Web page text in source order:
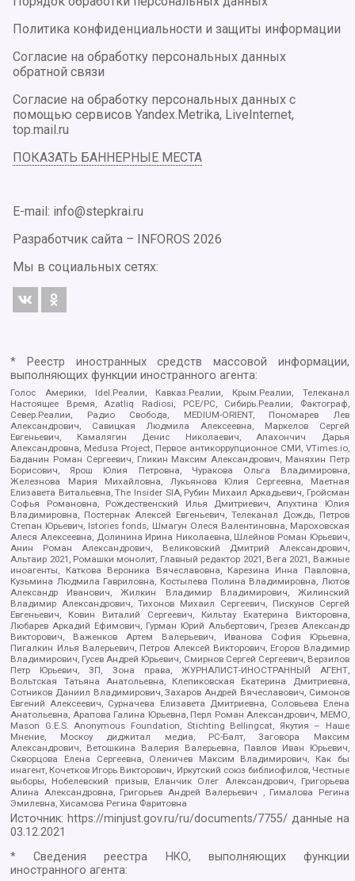
Политика конфиденциальности и защиты информации
Согласие на обработку персональных данных
обратной связи
Согласие на обработку персональных данных с
помощью сервисов Yandex.Metrika, LiveInternet,
top.mail.ru
ПОКАЗАТЬ БАННЕРНЫЕ МЕСТА
E-mail: info@stepkrai.ru
Разработчик сайта –
INFOROS 2026
Мы в социальных сетях:
* Реестр иностранных средств массовой информации,
выполняющих функции иностранного агента:
Голос Америки, Idel.Реалии, Кавказ.Реалии, Крым.Реалии, Телеканал
Настоящее Время, Azatliq Radiosi, PCE/PC, Сибирь.Реалии, Фактограф,
Север.Реалии, Радио Свобода, MEDIUM-ORIENT, Пономарев Лев
Александрович, Савицкая Людмила Алексеевна, Маркелов Сергей
Евгеньевич, Камалягин Денис Николаевич, Апахончич Дарья
Александровна, Medusa Project, Первое антикоррупционное СМИ, VTimes.io,
Баданин Роман Сергеевич, Гликин Максим Александрович, Маняхин Петр
Борисович, Ярош Юлия Петровна, Чуракова Ольга Владимировна,
Железнова Мария Михайловна, Лукьянова Юлия Сергеевна, Маетная
Елизавета Витальевна, The Insider SIA, Рубин Михаил Аркадьевич, Гройсман
Софья Романовна, Рождественский Илья Дмитриевич, Апухтина Юлия
Владимировна, Постернак Алексей Евгеньевич, Телеканал Дождь, Петров
Степан Юрьевич, Istories fonds, Шмагун Олеся Валентиновна, Мароховская
Алеся Алексеевна, Долинина Ирина Николаевна, Шлейнов Роман Юрьевич,
Анин Роман Александрович, Великовский Дмитрий Александрович,
Альтаир 2021, Ромашки монолит, Главный редактор 2021, Вега 2021, Важные
иноагенты, Каткова Вероника Вячеславовна, Карезина Инна Павловна,
Кузьмина Людмила Гавриловна, Костылева Полина Владимировна, Лютов
Александр Иванович, Жилкин Владимир Владимирович, Жилинский
Владимир Александрович, Тихонов Михаил Сергеевич, Пискунов Сергей
Евгеньевич, Ковин Виталий Сергеевич, Кильтау Екатерина Викторовна,
Любарев Аркадий Ефимович, Гурман Юрий Альбертович, Грезев Александр
Викторович, Важенков Артем Валерьевич, Иванова София Юрьевна,
Пигалкин Илья Валерьевич, Петров Алексей Викторович, Егоров Владимир
Владимирович, Гусев Андрей Юрьевич, Смирнов Сергей Сергеевич, Верзилов
Петр Юрьевич, ЗП, Зона права, ЖУРНАЛИСТ-ИНОСТРАННЫЙ АГЕНТ,
Вольтская Татьяна Анатольевна, Клепиковская Екатерина Дмитриевна,
Сотников Даниил Владимирович, Захаров Андрей Вячеславович, Симонов
Евгений Алексеевич, Сурначева Елизавета Дмитриевна, Соловьева Елена
Анатольевна, Арапова Галина Юрьевна, Перл Роман Александрович, МЕМО,
Mason G.E.S. Anonymous Foundation, Stichting Bellingcat, Якутия – Наше
Мнение, Москоу диджитал медиа, РС-Балт, Заговора Максим
Александрович, Ветошкина Валерия Валерьевна, Павлов Иван Юрьевич,
Скворцова Елена Сергеевна, Оленичев Максим Владимирович, Как бы
инагент, Кочетков Игорь Викторович, Иркутский союз библиофилов, Честные
выборы, Нобелевский призыв, Еланчик Олег Александрович, Григорьева
Алина Александровна, Григорьев Андрей Валерьевич , Гималова Регина
Эмилевна, Хисамова Регина Фаритовна
Источник: https://minjust.gov.ru/ru/documents/7755/ данные на
03.12.2021
* Сведения реестра НКО, выполняющих функции
иностранного агента: